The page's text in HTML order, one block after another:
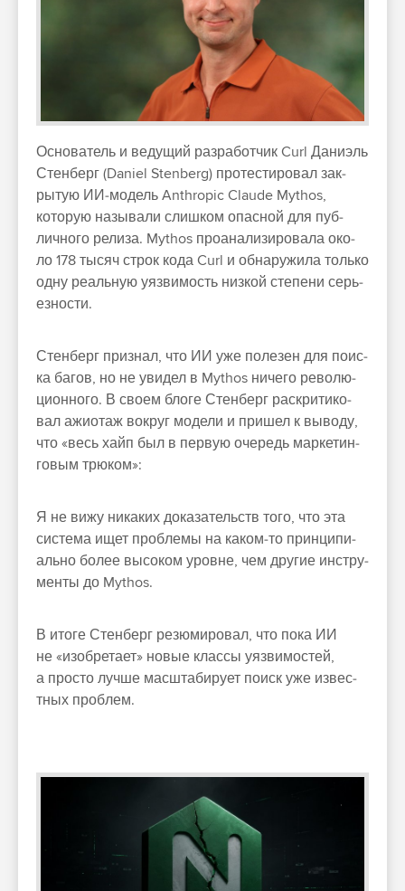
Ос­нователь и ведущий раз­работ­чик Curl Дани­эль
Стен­берг (Daniel Stenberg) про­тес­тировал зак­
рытую ИИ‑модель Anthropic Claude Mythos,
которую называ­ли слиш­ком опас­ной для пуб­
лично­го релиза. Mythos про­ана­лизи­рова­ла око­
ло 178 тысяч строк кода Curl и обна­ружи­ла толь­ко
одну реаль­ную уяз­вимость низ­кой сте­пени серь­
езности.
Стен­берг приз­нал, что ИИ уже полезен для поис­
ка багов, но не уви­дел в Mythos ничего револю­
цион­ного. В сво­ем бло­ге Стен­берг рас­кри­тико­
вал ажи­отаж вок­руг модели и при­шел к выводу,
что «весь хайп был в пер­вую оче­редь мар­кетин­
говым трю­ком»:
Я не вижу никаких доказа­тель­ств того, что эта
сис­тема ищет проб­лемы на каком‑то прин­ципи­
аль­но более высоком уров­не, чем дру­гие инс­тру­
мен­ты до Mythos.
В ито­ге Стен­берг резюми­ровал, что пока ИИ
не «изоб­рета­ет» новые клас­сы уяз­вимос­тей,
а прос­то луч­ше мас­шта­биру­ет поиск уже извес­
тных проб­лем.